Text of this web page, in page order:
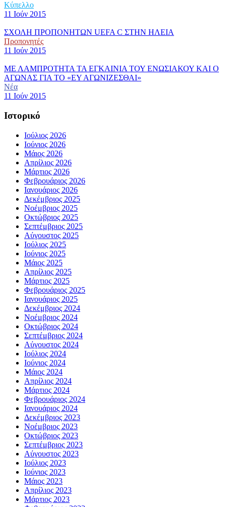
Κύπελλο
11 Ιούν 2015
ΣΧΟΛΗ ΠΡΟΠΟΝΗΤΩΝ UEFA C ΣΤΗΝ ΗΛΕΙΑ
Προπονητές
11 Ιούν 2015
ΜΕ ΛΑΜΠΡΟΤΗΤΑ ΤΑ ΕΓΚΑΙΝΙΑ ΤΟΥ ΕΝΩΣΙΑΚΟΥ ΚΑΙ Ο
ΑΓΩΝΑΣ ΓΙΑ ΤΟ «ΕΥ ΑΓΩΝΙΖΕΣΘΑΙ»
Νέα
11 Ιούν 2015
Ιστορικό
Ιούλιος 2026
Ιούνιος 2026
Μάιος 2026
Απρίλιος 2026
Μάρτιος 2026
Φεβρουάριος 2026
Ιανουάριος 2026
Δεκέμβριος 2025
Νοέμβριος 2025
Οκτώβριος 2025
Σεπτέμβριος 2025
Αύγουστος 2025
Ιούλιος 2025
Ιούνιος 2025
Μάιος 2025
Απρίλιος 2025
Μάρτιος 2025
Φεβρουάριος 2025
Ιανουάριος 2025
Δεκέμβριος 2024
Νοέμβριος 2024
Οκτώβριος 2024
Σεπτέμβριος 2024
Αύγουστος 2024
Ιούλιος 2024
Ιούνιος 2024
Μάιος 2024
Απρίλιος 2024
Μάρτιος 2024
Φεβρουάριος 2024
Ιανουάριος 2024
Δεκέμβριος 2023
Νοέμβριος 2023
Οκτώβριος 2023
Σεπτέμβριος 2023
Αύγουστος 2023
Ιούλιος 2023
Ιούνιος 2023
Μάιος 2023
Απρίλιος 2023
Μάρτιος 2023